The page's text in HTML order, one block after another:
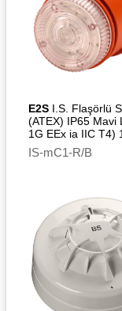
E2S I.S. Flaşörlü
(ATEX) IP65 Mavi
1G EEx ia IIC T4)
IS-mC1-R/B